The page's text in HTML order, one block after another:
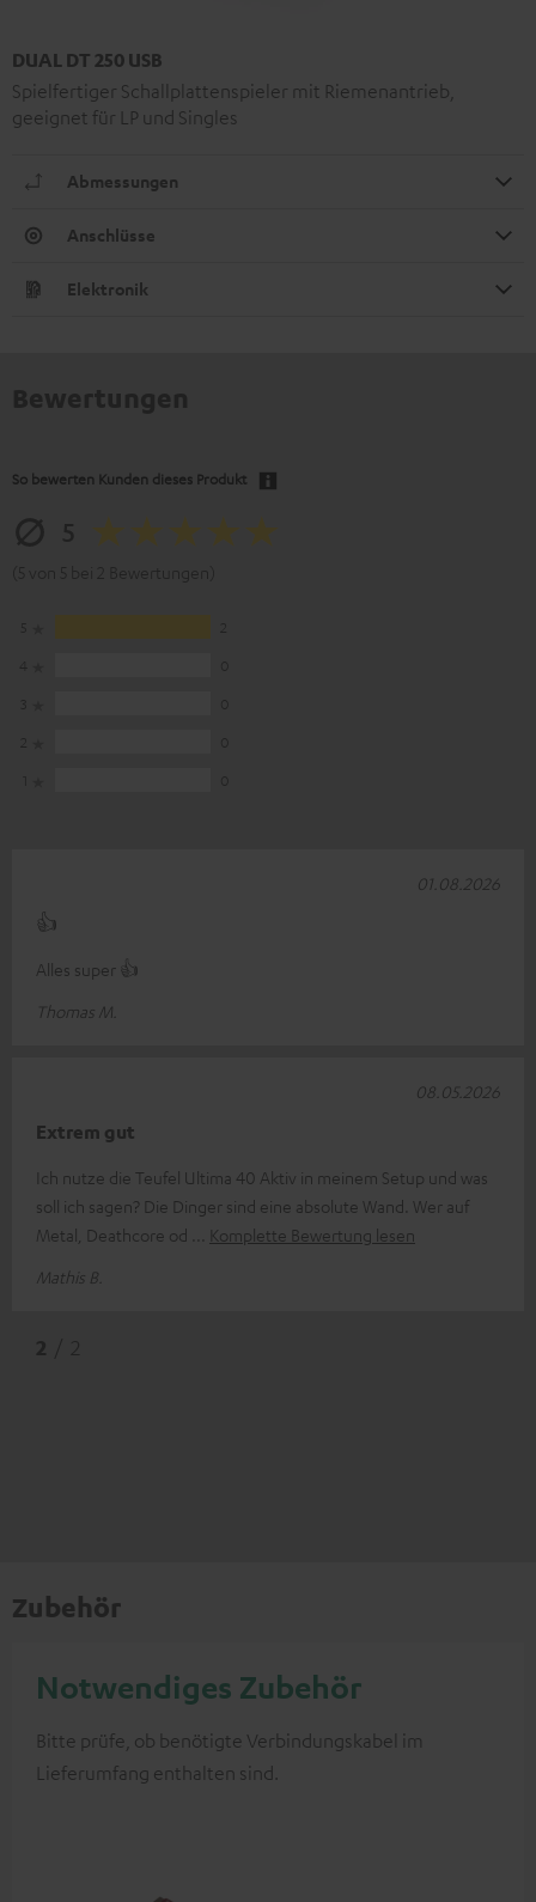
DUAL DT 250 USB
Spielfertiger Schallplattenspieler mit Riemenantrieb,
geeignet für LP und Singles
Abmessungen
Anschlüsse
Elektronik
So bewerten Kunden dieses Produkt
👍
Alles super 👍
Thomas M.
01.08.2026
Extrem gut
Ich nutze die Teufel Ultima 40 Aktiv in meinem Setup und was
soll ich sagen? Die Dinger sind eine absolute Wand. Wer auf
Metal, Deathcore od
Komplette Bewertung lesen
Mathis B.
08.05.2026
Zubehör
Notwendiges Zubehör
Bitte prüfe, ob benötigte Verbindungskabel im
Lieferumfang enthalten sind.